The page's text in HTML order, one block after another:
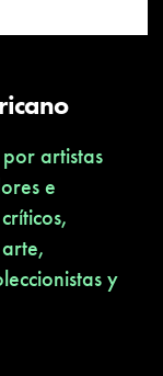
artistas
e
y